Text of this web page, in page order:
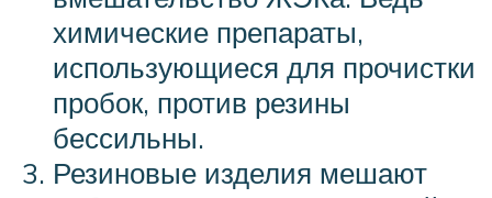
химические препараты,
использующиеся для прочистки
пробок, против резины
бессильны.
Резиновые изделия мешают